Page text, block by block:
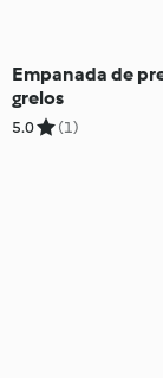
Empanada de
grelos
5.0 (1)